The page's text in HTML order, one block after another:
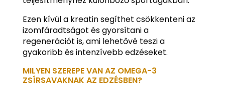
Ezen kívül a kreatin segíthet csökkenteni az
izomfáradtságot és gyorsítani a
regenerációt is, ami lehetővé teszi a
gyakoribb és intenzívebb edzéseket.
MILYEN SZEREPE VAN AZ OMEGA-3
ZSÍRSAVAKNAK AZ EDZÉSBEN?